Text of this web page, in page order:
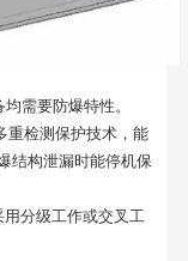
需要防爆特性。
重检测保护技术，能
结构泄漏时能停机保
用分级工作或交叉工